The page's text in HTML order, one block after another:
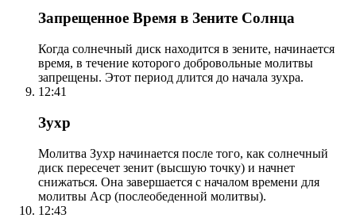
Запрещенное Время в Зените Солнца
Когда солнечный диск находится в зените, начинается
время, в течение которого добровольные молитвы
запрещены. Этот период длится до начала зухра.
12:41
Зухр
Молитва Зухр начинается после того, как солнечный
диск пересечет зенит (высшую точку) и начнет
снижаться. Она завершается с началом времени для
молитвы Аср (послеобеденной молитвы).
12:43